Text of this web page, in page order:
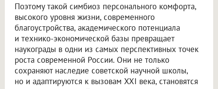
Поэтому такой симбиоз персонального комфорта,
высокого уровня жизни, современного
благоустройства, академического потенциала
и технико-экономической базы превращает
наукограды в одни из самых перспективных точек
роста современной России. Они не только
сохраняют наследие советской научной школы,
но и адаптируются к вызовам XXI века, становятся